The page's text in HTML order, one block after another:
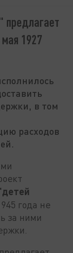
предлагает
1927
в том
расходов
года не
за ними